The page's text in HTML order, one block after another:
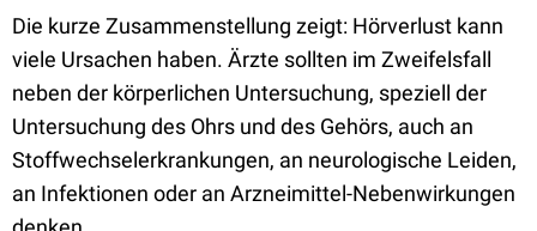
Die kurze Zusammenstellung zeigt: Hörverlust kann
viele Ursachen haben. Ärzte sollten im Zweifelsfall
neben der körperlichen Untersuchung, speziell der
Untersuchung des Ohrs und des Gehörs, auch an
Stoffwechselerkrankungen, an neurologische Leiden,
an Infektionen oder an Arzneimittel-Nebenwirkungen